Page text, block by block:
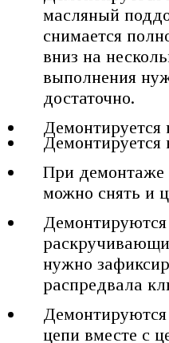
масляный
снимается
вниз на
выполнения
достаточно.
Демонтируется
При демонтаже
можно снять и
Демонтируются
нужно
распредвала
цепи вместе с